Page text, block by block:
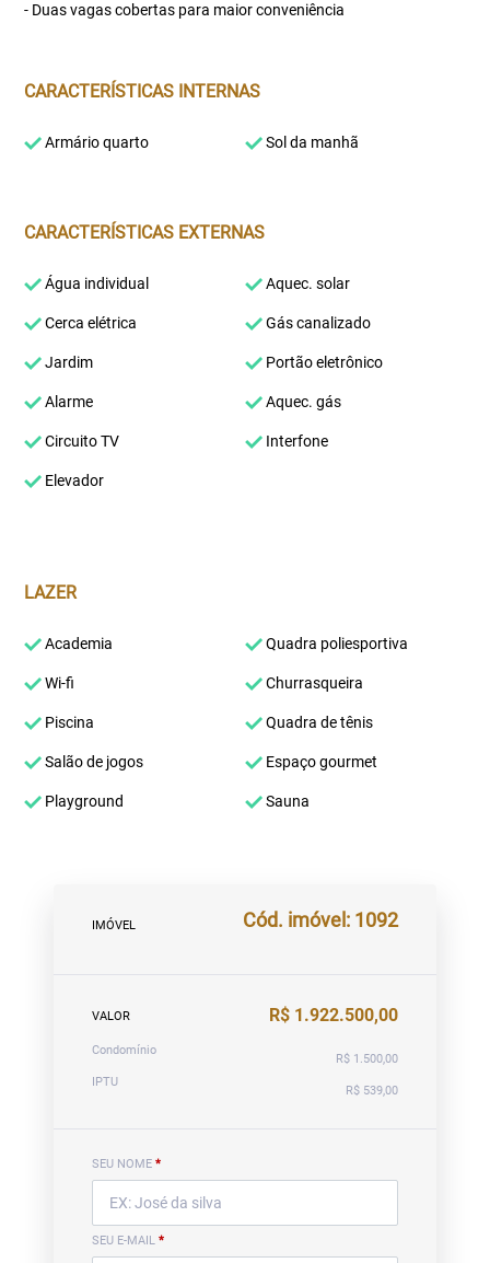
- Duas vagas cobertas para maior conveniência
CARACTERÍSTICAS INTERNAS
Armário quarto Sol da manhã
CARACTERÍSTICAS EXTERNAS
Água individual Aquec. solar
Cerca elétrica Gás canalizado
Jardim Portão eletrônico
Alarme Aquec. gás
Circuito TV Interfone
Elevador
LAZER
Academia Quadra poliesportiva
Wi-fi Churrasqueira
Piscina Quadra de tênis
Salão de jogos Espaço gourmet
Playground Sauna
IMÓVEL Cód. imóvel: 1092
VALOR R$ 1.922.500,00
Condomínio
R$ 1.500,00
IPTU
R$ 539,00
SEU NOME *
SEU E-MAIL *